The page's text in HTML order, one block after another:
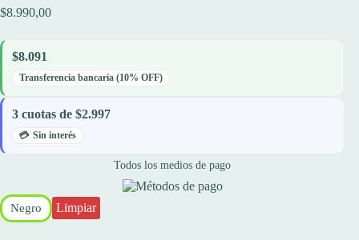
$8.990,00
$8.091
Transferencia bancaria (10% OFF)
3 cuotas de $2.997
Sin interés
Todos los medios de pago
Negro Limpiar